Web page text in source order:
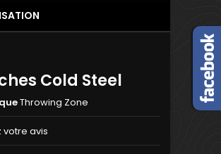
Cold Steel
Throwing Zone
votre avis